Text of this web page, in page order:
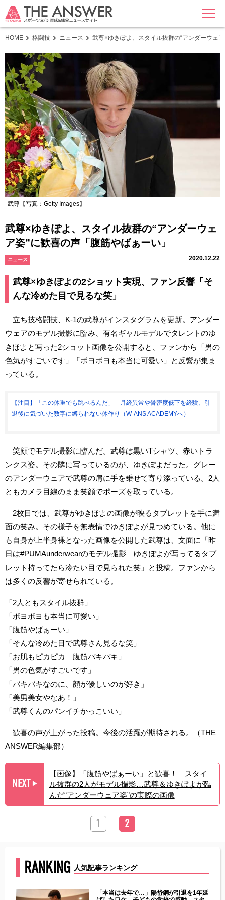
MENU
HOME 格闘技 ニュース 武尊×ゆきぽよ、スタイル抜群の“アンダーウェ
武尊【写真：Getty Images】
武尊×ゆきぽよ、スタイル抜群の“アンダーウェ
ア姿”に歓喜の声「腹筋やばぁーい」
ニュース 2020.12.22
武尊×ゆきぽよの2ショット実現、ファン反響「そ
んな冷めた目で見るな笑」
立ち技格闘技、K-1の武尊がインスタグラムを更新。アンダー
ウェアのモデル撮影に臨み、有名ギャルモデルでタレントのゆ
きぽよと写った2ショット画像を公開すると、ファンから「男の
色気がすごいです」「ポヨポヨも本当に可愛い」と反響が集ま
っている。
【注目】「この体重でも跳べるんだ」 月経異常や骨密度低下を経験、引
退後に気づいた数字に縛られない体作り（W-ANS ACADEMYへ）
笑顔でモデル撮影に臨んだ。武尊は黒いTシャツ、赤いトラ
ンクス姿。その隣に写っているのが、ゆきぽよだった。グレー
のアンダーウェアで武尊の肩に手を乗せて寄り添っている。2人
ともカメラ目線のまま笑顔でポーズを取っている。
2枚目では、武尊がゆきぽよの画像が映るタブレットを手に満
面の笑み。その様子を無表情でゆきぽよが見つめている。他に
も自身が上半身裸となった画像を公開した武尊は、文面に「昨
日は#PUMAunderwearのモデル撮影 ゆきぽよが写ってるタブ
レット持ってたら冷たい目で見られた笑」と投稿。ファンから
は多くの反響が寄せられている。
「2人ともスタイル抜群」
「ポヨポヨも本当に可愛い」
「腹筋やばぁーい」
「そんな冷めた目で武尊さん見るな笑」
「お肌もピカピカ 腹筋バキバキ」
「男の色気がすごいです」
「バキバキなのに、顔が優しいのが好き」
「美男美女やなあ！」
「武尊くんのパンイチかっこいい」
歓喜の声が上がった投稿。今後の活躍が期待される。（THE
ANSWER編集部）
NEXT ▶︎
【画像】「腹筋やばぁーい」と歓喜！ スタイ
ル抜群の2人がモデル撮影…武尊＆ゆきぽよが臨
んだ“アンダーウェア姿”の実際の画像
1 2
RANKING 人気記事ランキング
「本当は去年で…」陽岱鋼が引退を1年延